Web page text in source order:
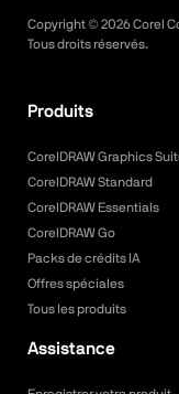
Copyright © 2026Corel
Tous droits réservés.
Produits
CorelDRAW Graphics
CorelDRAW Standard
CorelDRAW Essentials
CorelDRAW Go
Packs de crédits IA
Offres spéciales
Tous les produits
Assistance